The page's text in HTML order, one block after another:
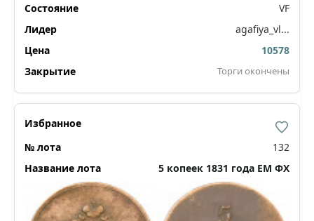
VF
agafiya_vl...
10578
Торги окончены
132
5 копеек 1831 года ЕМ ФХ